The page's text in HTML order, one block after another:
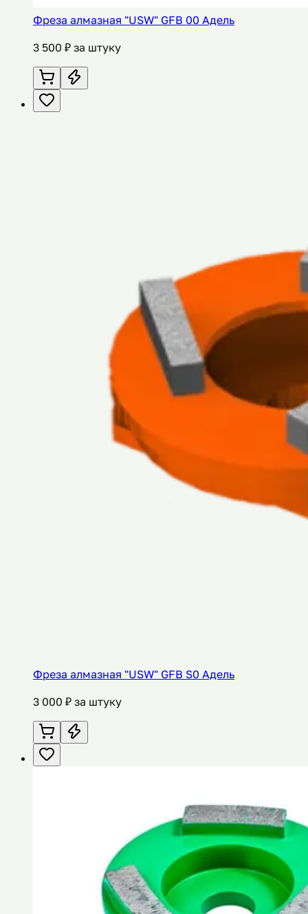
Фреза алмазная "USW" GFB 00 Адель
3 500 ₽ за штуку
Фреза алмазная "USW" GFB S0 Адель
3 000 ₽ за штуку